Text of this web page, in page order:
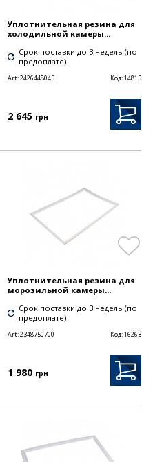
Уплотнительная резина для
холодильной камеры...
Срок поставки до 3 недель (по
предоплате)
Art:2426448045 Код:14815
2 645 грн
Уплотнительная резина для
морозильной камеры...
Срок поставки до 3 недель (по
предоплате)
Art:2348750700 Код:16263
1 980 грн